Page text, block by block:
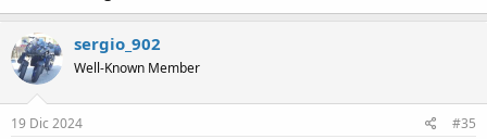
sergio_902
Well-Known Member
19 Dic 2024 #35